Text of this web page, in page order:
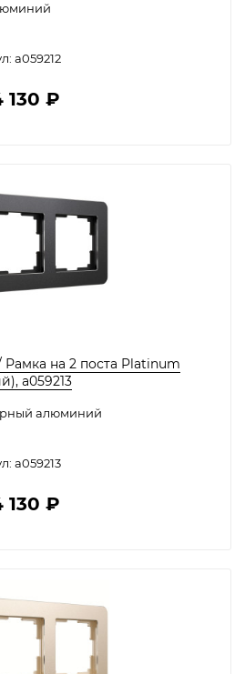
a059212
130 ₽
на 2 поста Platinum
a059213
алюминий
a059213
130 ₽